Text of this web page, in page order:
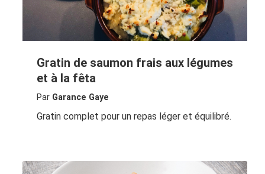
Gratin de saumon frais aux légumes
et à la fêta
Par Garance Gaye
Gratin complet pour un repas léger et équilibré.